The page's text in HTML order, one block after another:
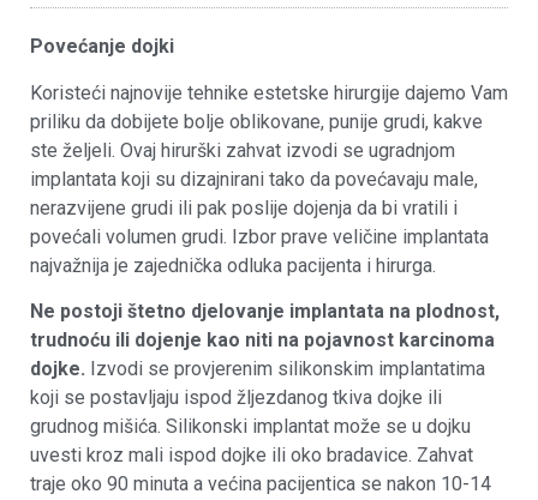
Povećanje dojki
Koristeći najnovije tehnike estetske hirurgije dajemo Vam
priliku da dobijete bolje oblikovane, punije grudi, kakve
ste željeli. Ovaj hirurški zahvat izvodi se ugradnjom
implantata koji su dizajnirani tako da povećavaju male,
nerazvijene grudi ili pak poslije dojenja da bi vratili i
povećali volumen grudi. Izbor prave veličine implantata
najvažnija je zajednička odluka pacijenta i hirurga.
Ne postoji štetno djelovanje implantata na plodnost,
trudnoću ili dojenje kao niti na pojavnost karcinoma
dojke. Izvodi se provjerenim silikonskim implantatima
koji se postavljaju ispod žljezdanog tkiva dojke ili
grudnog mišića. Silikonski implantat može se u dojku
uvesti kroz mali ispod dojke ili oko bradavice. Zahvat
traje oko 90 minuta a većina pacijentica se nakon 10-14